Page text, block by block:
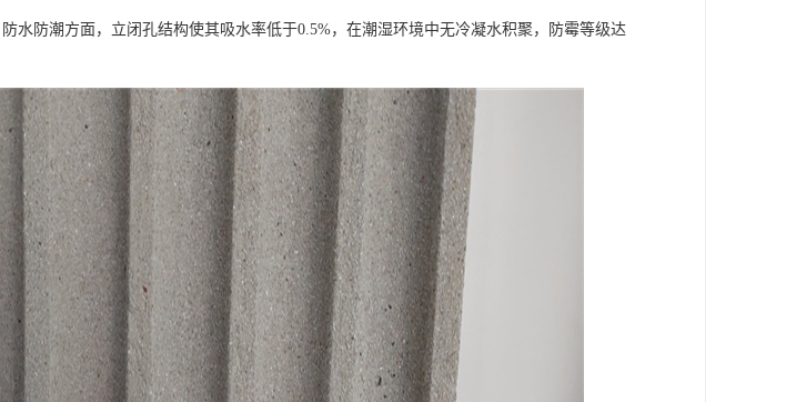
水防潮方面，立闭孔结构使其吸水率低于0.5%，在潮湿环境中无冷凝水积聚，防霉等级达